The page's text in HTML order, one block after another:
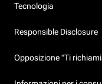
Tecnologia
Responsible Disclosure
Opposizione "Ti